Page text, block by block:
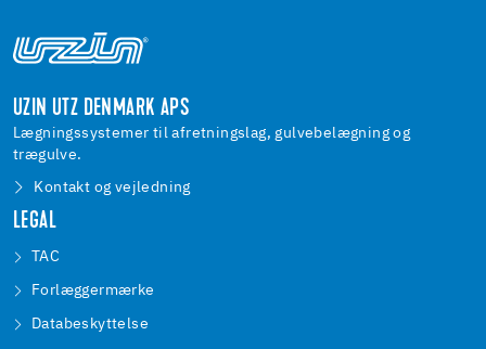
UZIN UTZ DENMARK APS
Lægningssystemer til afretningslag, gulvebelægning og
trægulve.
Kontakt og vejledning
LEGAL
TAC
Forlæggermærke
Databeskyttelse